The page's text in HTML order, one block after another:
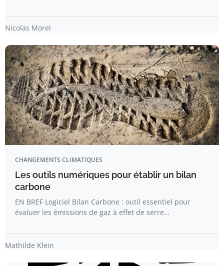
Nicolas Morel
CHANGEMENTS CLIMATIQUES
Les outils numériques pour établir un bilan
carbone
EN BREF Logiciel Bilan Carbone : outil essentiel pour
évaluer les émissions de gaz à effet de serre…
Mathilde Klein